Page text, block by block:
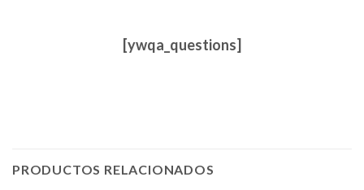
[ywqa_questions]
PRODUCTOS RELACIONADOS